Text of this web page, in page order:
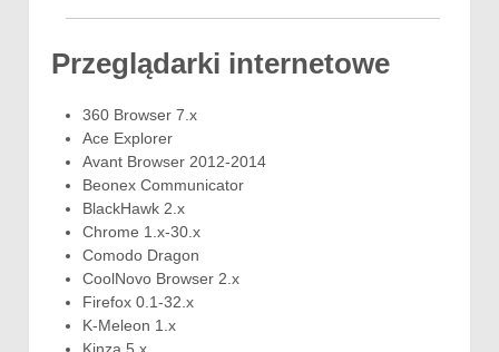
Przeglądarki internetowe
360 Browser 7.x
Ace Explorer
Avant Browser 2012-2014
Beonex Communicator
BlackHawk 2.x
Chrome 1.x-30.x
Comodo Dragon
CoolNovo Browser 2.x
Firefox 0.1-32.x
K-Meleon 1.x
Kinza 5.x